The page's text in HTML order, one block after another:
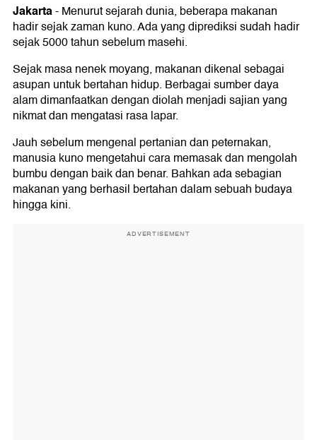
Jakarta-Menurut sejarah dunia, beberapa makanan
hadir sejak zaman kuno. Ada yang diprediksi sudah hadir
sejak 5000 tahun sebelum masehi.
Sejak masa nenek moyang, makanan dikenal sebagai
asupan untuk bertahan hidup. Berbagai sumber daya
alam dimanfaatkan dengan diolah menjadi sajian yang
nikmat dan mengatasi rasa lapar.
Jauh sebelum mengenal pertanian dan peternakan,
manusia kuno mengetahui cara memasak dan mengolah
bumbu dengan baik dan benar. Bahkan ada sebagian
makanan yang berhasil bertahan dalam sebuah budaya
hingga kini.
ADVERTISEMENT